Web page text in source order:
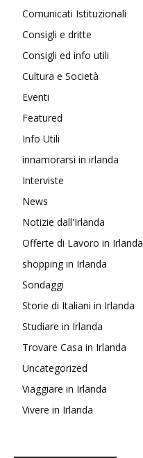
Comunicati Istituzionali
Consigli e dritte
Consigli ed info utili
Cultura e Società
Eventi
Featured
Info Utili
innamorarsi in irlanda
Interviste
News
Notizie dall'Irlanda
Offerte di Lavoro in Irlanda
shopping in Irlanda
Sondaggi
Storie di Italiani in Irlanda
Studiare in Irlanda
Trovare Casa in Irlanda
Uncategorized
Viaggiare in Irlanda
Vivere in Irlanda